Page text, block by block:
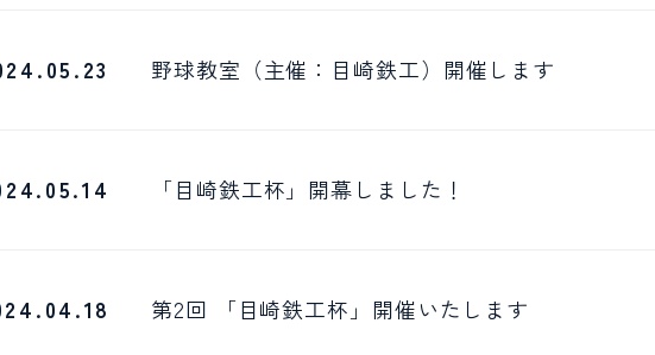
野球教室（主催：目崎鉄工）開催します
「目崎鉄工杯」開幕しました！
第2回 「目崎鉄工杯」開催いたします